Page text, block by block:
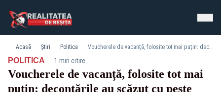
Acasă Știri Politica Voucherele de vacanță, folosite tot mai puțin: decontările au scăzut cu peste 60% din cauza măsurilor de austeritate
POLITICA· 1 min citire
Voucherele de vacanță, folosite tot mai
puțin: decontările au scăzut cu peste